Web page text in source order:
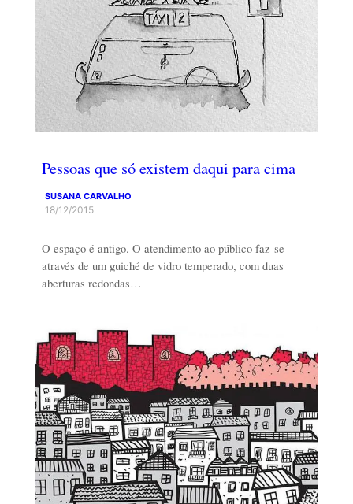
Pessoas que só existem daqui para cima
SUSANA CARVALHO
18/12/2015
O espaço é antigo. O atendimento ao público faz-se
através de um guiché de vidro temperado, com duas
aberturas redondas…